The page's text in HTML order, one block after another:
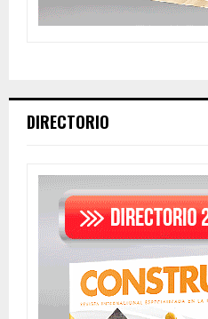
DIRECTORIO